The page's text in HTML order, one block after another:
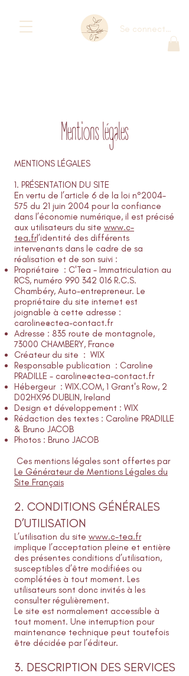
Se connecter
Mentions légales
MENTIONS LÉGALES
1. PRÉSENTATION DU SITE
En vertu de l’article 6 de la loi n°2004-
575 du 21 juin 2004 pour la confiance
dans l’économie numérique, il est précisé
aux utilisateurs du site www.c-
tea.frl’identité des différents
intervenants dans le cadre de sa
réalisation et de son suivi :
Propriétaire : C'Tea - Immatriculation au
RCS, numéro 990 342 016 R.C.S.
Chambéry, Auto-entrepreneur. Le
propriétaire du site internet est
joignable à cette adresse :
caroline@ctea-contact.fr
Adresse : 835 route de montagnole,
73000 CHAMBERY, France
Créateur du site : WIX
Responsable publication : Caroline
PRADILLE - caroline@ctea-contact.fr
Hébergeur : WIX.COM, 1 Grant's Row, 2
D02HX96 DUBLIN, Ireland
Design et développement : WIX
Rédaction des textes : Caroline PRADILLE
& Bruno JACOB
Photos : Bruno JACOB
Ces mentions légales sont offertes par
Le Générateur de Mentions Légales du
Site Français
2. CONDITIONS GÉNÉRALES
D’UTILISATION
L’utilisation du site www.c-tea.fr
implique l’acceptation pleine et entière
des présentes conditions d’utilisation,
susceptibles d’être modifiées ou
complétées à tout moment. Les
utilisateurs sont donc invités à les
consulter régulièrement.
Le site est normalement accessible à
tout moment. Une interruption pour
maintenance technique peut toutefois
être décidée par l’éditeur.
3. DESCRIPTION DES SERVICES